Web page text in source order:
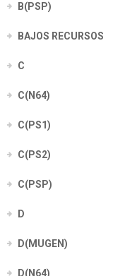
B(PSP)
BAJOS RECURSOS
C
C(N64)
C(PS1)
C(PS2)
C(PSP)
D
D(MUGEN)
D(N64)